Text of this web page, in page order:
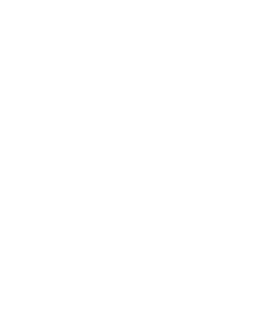
detaylı bilgi için Ayarlar
ve sitemizde ilgili